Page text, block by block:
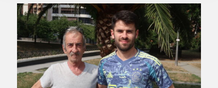
prozesatzen ditugu, zure IP zenbakia, besteak beste,
teknologia erabiliz, cookieak adibidez, iragarki eta eduki
pertsonalizatuak eskaintzeko, iragarkiak eta edukia
neurtzeko, jendeari buruzko informazioa biltzeko eta
produktuak garatzeko. Zure datuak nork eta zertarako
erabiltzen dituen hauta dezakezu.